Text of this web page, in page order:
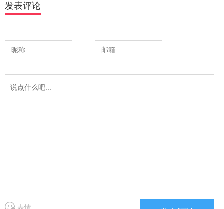
发表评论